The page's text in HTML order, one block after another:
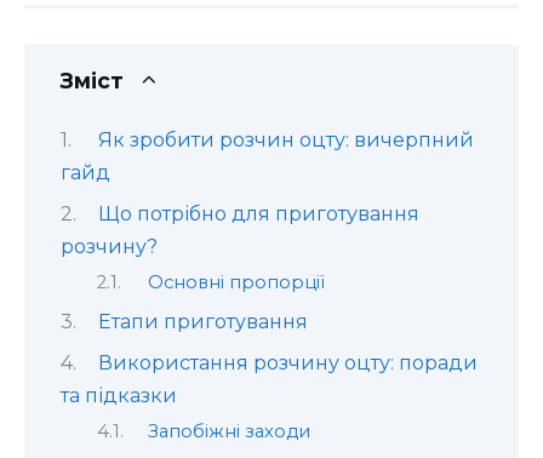
Зміст
Як зробити розчин оцту: вичерпний
гайд
Що потрібно для приготування
розчину?
Основні пропорції
Етапи приготування
Використання розчину оцту: поради
та підказки
Запобіжні заходи